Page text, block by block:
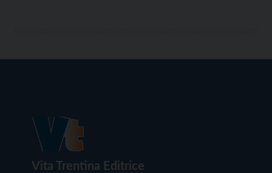
Vita Trentina Editrice